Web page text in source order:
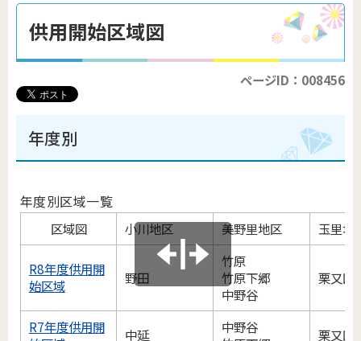
供用開始区域図
ページID：008456
年度別
年度別区域一覧
区域図 小川地区 美野里地区 玉里地
R8年度供用開
始区域
野田
竹原
竹原下郷
中野谷
栗又四
R7年度供用開
中延
中野谷
栗又四